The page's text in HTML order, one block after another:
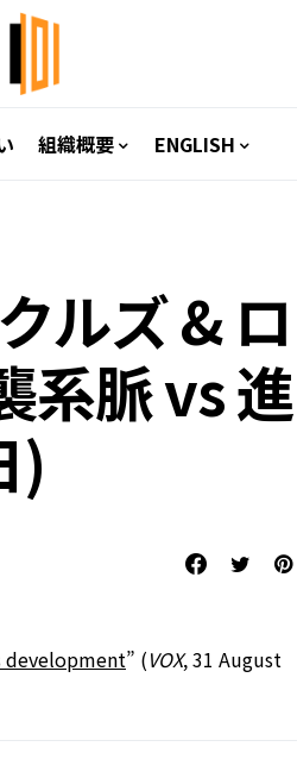
組織概要 ENGLISH
ルズ & ロ
系脈 vs 進
)
development” (VOX, 31 August